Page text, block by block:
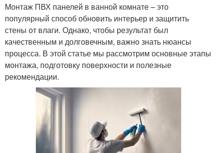
Монтаж ПВХ панелей в ванной комнате – это
популярный способ обновить интерьер и защитить
стены от влаги. Однако, чтобы результат был
качественным и долговечным, важно знать нюансы
процесса. В этой статье мы рассмотрим основные этапы
монтажа, подготовку поверхности и полезные
рекомендации.